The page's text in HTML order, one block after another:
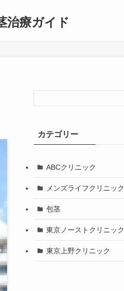
治療ガイド
カテゴリー
ABCクリニック
メンズライフクリニック
包茎
東京ノーストクリニック
東京上野クリニック